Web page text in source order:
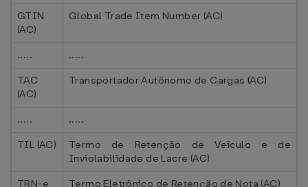
GTIN
(AC)
Global Trade Item Number (AC)
.....
.....
TAC
(AC)
Transportador Autônomo de Cargas (AC)
.....
.....
TIL (AC)
Termo de Retenção de Veículo e de
Inviolabilidade de Lacre (AC)
TRN-e
Termo Eletrônico de Retenção de Nota (AC)